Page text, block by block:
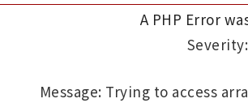
A PHP Error
Message: Trying to access